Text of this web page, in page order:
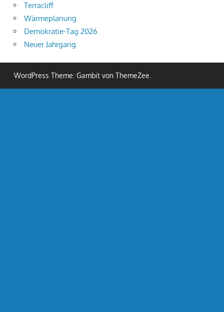
Terracliff
Wärmeplanung
Demokratie-Tag 2026
Neuer Jahrgang
WordPress Theme: Gambit von ThemeZee.